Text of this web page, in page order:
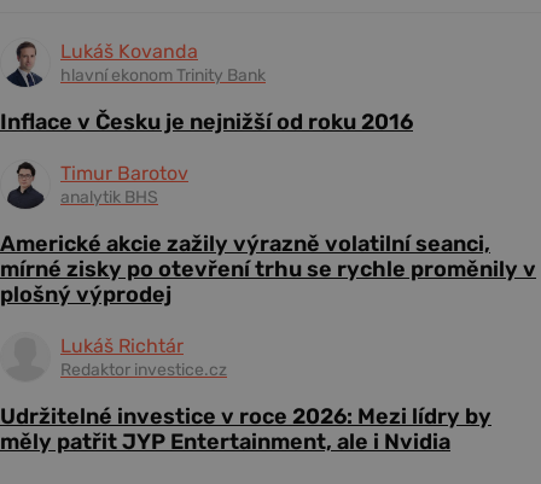
Lukáš Kovanda
hlavní ekonom Trinity Bank
Inflace v Česku je nejnižší od roku 2016
Timur Barotov
analytik BHS
Americké akcie zažily výrazně volatilní seanci,
mírné zisky po otevření trhu se rychle proměnily v
plošný výprodej
Lukáš Richtár
Redaktor investice.cz
Udržitelné investice v roce 2026: Mezi lídry by
měly patřit JYP Entertainment, ale i Nvidia